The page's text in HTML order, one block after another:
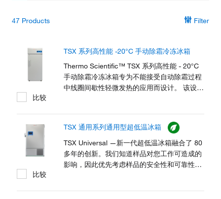
47 Products Filter
TSX 系列高性能 -20°C 手动除霜冷冻冰箱
Thermo Scientific™ TSX 系列高性能 - 20°C
手动除霜冷冻冰箱专为不能接受自动除霜过程
中线圈间歇性轻微发热的应用而设计。 该设计
续发展目标。该系列的 V-Drive 技术可以保持
温度均匀性，不断适应用户模式，能够在不牺
牲保护性能的情况下大幅节能。 TSX 系列不
仅能提供您所需要的性能和质量，还能提供您
应得的低噪音、低能耗和卓越的用户体验。
比较
TSX 通用系列通用型超低温冰箱
TSX Universal —新一代超低温冰箱融合了 80
多年的创新。我们知道样品对您工作可造成的
影响，因此优先考虑样品的安全性和可靠性，
比较